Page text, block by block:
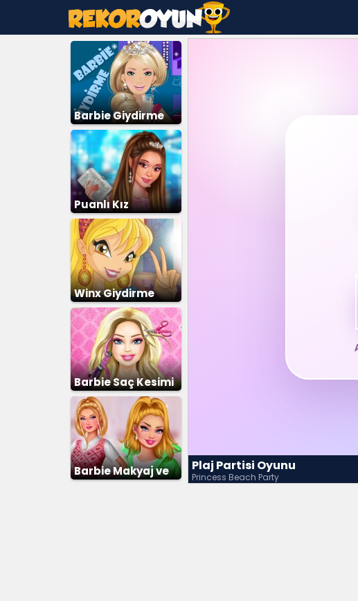
Barbie Giydirme
Puanlı Kız
Giydirme
Winx Giydirme
Barbie Saç Kesimi
Barbie Makyaj ve
Plaj Partisi Oyunu
Princess Beach Party